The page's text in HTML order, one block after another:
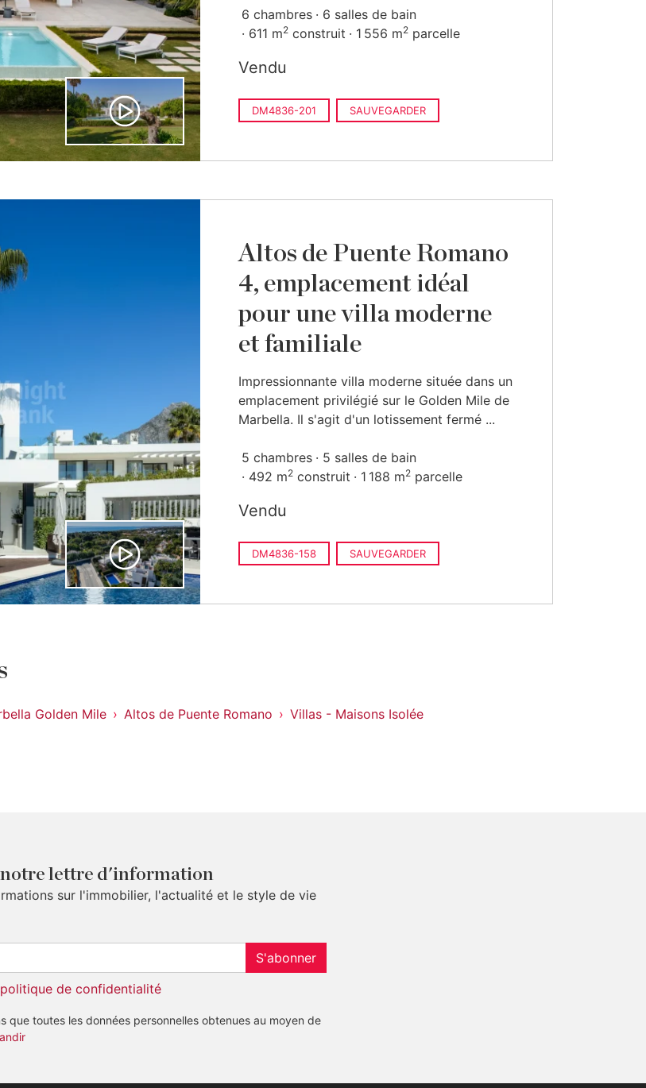
6 chambres
6 salles de bain
611 m2 construit 1 556 m2 parcelle
Vendu
DM4836-201 SAUVEGARDER
Altos de Puente Romano
4, emplacement idéal
pour une villa moderne
et familiale
Impressionnante villa moderne située dans un
emplacement privilégié sur le Golden Mile de
Marbella. Il s'agit d'un lotissement fermé ...
5 chambres
5 salles de bain
492 m2 construit 1 188 m2 parcelle
Vendu
DM4836-158 SAUVEGARDER
Golden Mile Altos de Puente Romano Villas - Maisons Isolée
notre lettre d'information
sur l'immobilier, l'actualité et le style de vie
S'abonner
politique de confidentialité
que toutes les données personnelles obtenues au moyen de